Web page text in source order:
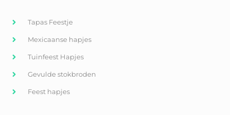
Tapas Feestje
Mexicaanse hapjes
Tuinfeest Hapjes
Gevulde stokbroden
Feest hapjes